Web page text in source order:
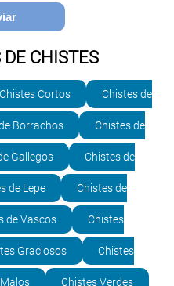
DE CHISTES
Chistes Cortos Chistes de
Borrachos Chistes de
Gallegos Chistes de
de Lepe Chistes de
de Vascos Chistes
Graciosos Chistes
Chistes Verdes